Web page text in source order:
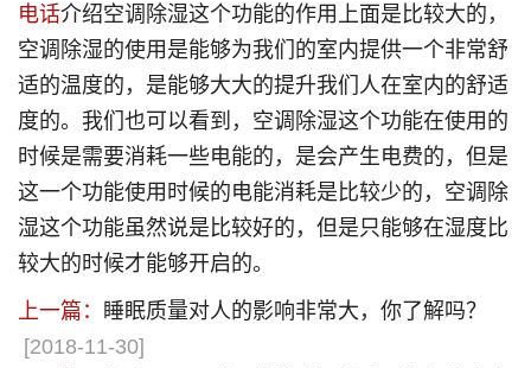
电话介绍空调除湿这个功能的作用上面是比较大的，
空调除湿的使用是能够为我们的室内提供一个非常舒
适的温度的，是能够大大的提升我们人在室内的舒适
度的。我们也可以看到，空调除湿这个功能在使用的
时候是需要消耗一些电能的，是会产生电费的，但是
这一个功能使用时候的电能消耗是比较少的，空调除
湿这个功能虽然说是比较好的，但是只能够在湿度比
较大的时候才能够开启的。
上一篇：
睡眠质量对人的影响非常大，你了解吗？
[2018-11-30]